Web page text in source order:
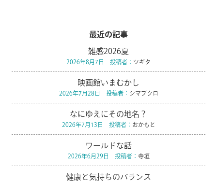
最近の記事
雑感2026夏
2026年8月7日 投稿者： ツギタ
映画館いまむかし
2026年7月28日 投稿者： シマブクロ
なにゆえにその地名？
2026年7月13日 投稿者： おかもと
ワールドな話
2026年6月29日 投稿者： 寺垣
健康と気持ちのバランス